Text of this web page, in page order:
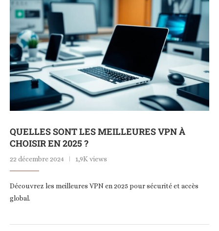
QUELLES SONT LES MEILLEURES VPN À
CHOISIR EN 2025 ?
22 décembre 2024 1,9K views
Découvrez les meilleures VPN en 2025 pour sécurité et accès
global.